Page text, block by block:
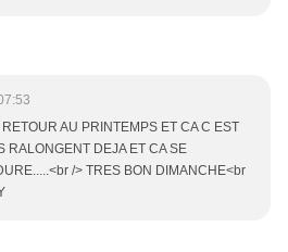
AU PRINTEMPS ET CA C EST
RALONGENT DEJA ET CA SE
/> TRES BON DIMANCHE<br